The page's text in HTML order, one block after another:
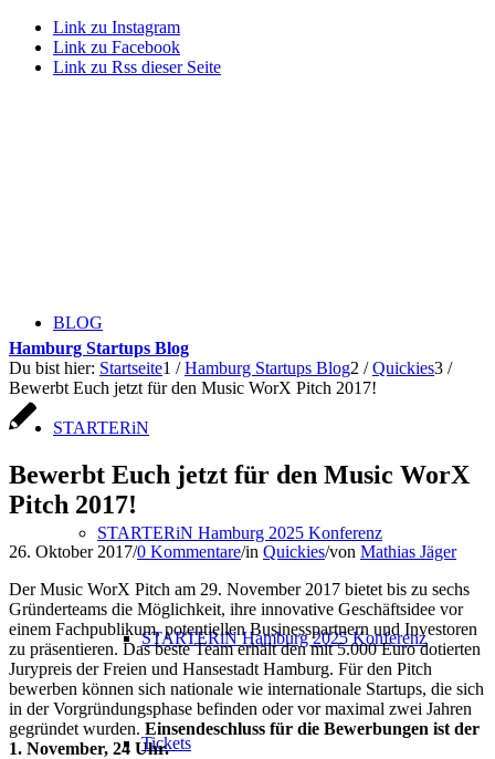
Link zu Instagram
Link zu Facebook
Link zu Rss dieser Seite
BLOG
STARTERiN
STARTERiN Hamburg 2025 Konferenz
STARTERiN Hamburg 2025 Konferenz
Tickets
Hamburg Startups Blog
Du bist hier: Startseite1 / Hamburg Startups Blog2 / Quickies3 /
Bewerbt Euch jetzt für den Music WorX Pitch 2017!
Bewerbt Euch jetzt für den Music WorX
Pitch 2017!
26. Oktober 2017/0 Kommentare/in Quickies/von Mathias Jäger
Der Music WorX Pitch am 29. November 2017 bietet bis zu sechs
Gründerteams die Möglichkeit, ihre innovative Geschäftsidee vor
einem Fachpublikum, potentiellen Businesspartnern und Investoren
zu präsentieren. Das beste Team erhält den mit 5.000 Euro dotierten
Jurypreis der Freien und Hansestadt Hamburg. Für den Pitch
bewerben können sich nationale wie internationale Startups, die sich
in der Vorgründungsphase befinden oder vor maximal zwei Jahren
gegründet wurden. Einsendeschluss für die Bewerbungen ist der
1. November, 24 Uhr.